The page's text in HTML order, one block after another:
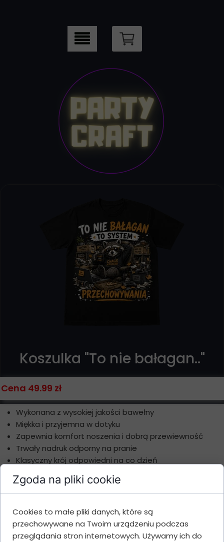
Koszulka "To nie bałagan.."
Cena 49.99 zł
Wykonana z wysokiej jakości bawełny
Miękka i przyjemna w dotyku
Zapewnia komfort noszenia i dobrą przewiewność
Trwały nadruk odporny na pranie
Klasyczny krój odpowiedni na co dzień
Zgoda na pliki cookie
Cookies to małe pliki danych, które są
przechowywane na Twoim urządzeniu podczas
przeglądania stron internetowych. Używamy ich do